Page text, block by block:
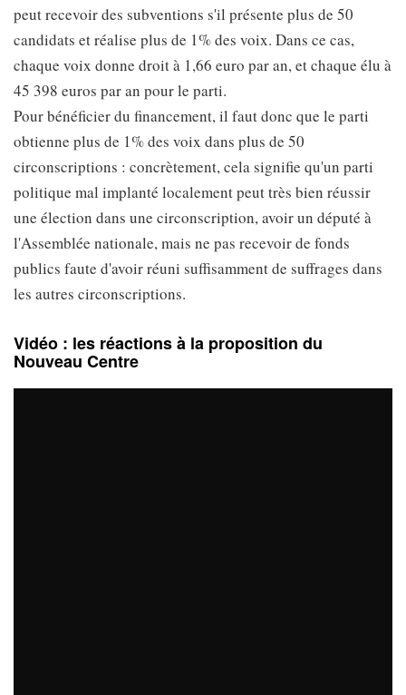
peut recevoir des subventions s'il présente plus de 50
candidats et réalise plus de 1% des voix. Dans ce cas,
chaque voix donne droit à 1,66 euro par an, et chaque élu à
45 398 euros par an pour le parti.
Pour bénéficier du financement, il faut donc que le parti
obtienne plus de 1% des voix dans plus de 50
circonscriptions : concrètement, cela signifie qu'un parti
politique mal implanté localement peut très bien réussir
une élection dans une circonscription, avoir un député à
l'Assemblée nationale, mais ne pas recevoir de fonds
publics faute d'avoir réuni suffisamment de suffrages dans
les autres circonscriptions.
Vidéo : les réactions à la proposition du
Nouveau Centre